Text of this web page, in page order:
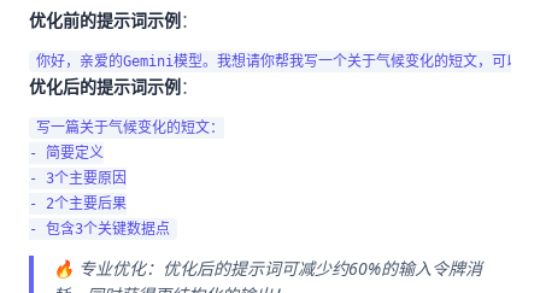
优化前的提示词示例：
优化后的提示词示例：
写一篇关于气候变化的短文：
- 简要定义
- 3个主要原因
- 2个主要后果
🔥 专业优化：优化后的提示词可减少约60%的输入令牌消